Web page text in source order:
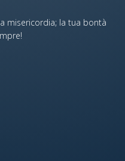
misericordia; la tua bontà